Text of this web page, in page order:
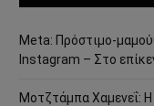
Meta: Πρόστιμο-
Instagram – Στο
Μοτζτάμπα Χαμενεΐ: